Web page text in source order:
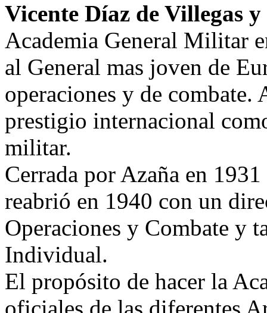
Vicente Díaz de Villegas
Academia General Militar
al General mas joven de
operaciones y de
prestigio internacional
militar.
Cerrada por Azaña en
reabrió en 1940 con un
Operaciones y Combate y
Individual.
El propósito de hacer la